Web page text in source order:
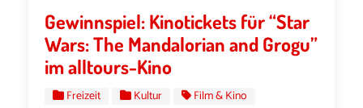
Gewinnspiel: Kinotickets für “Star
Wars: The Mandalorian and Grogu”
im alltours-Kino
Freizeit Kultur
Film & Kino